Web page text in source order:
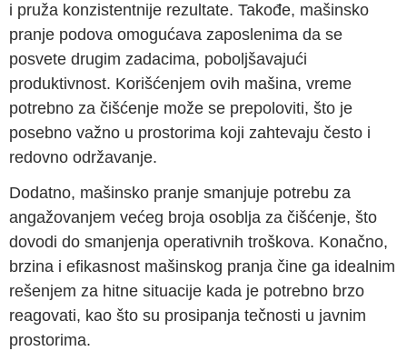
i pruža konzistentnije rezultate. Takođe, mašinsko
pranje podova omogućava zaposlenima da se
posvete drugim zadacima, poboljšavajući
produktivnost. Korišćenjem ovih mašina, vreme
potrebno za čišćenje može se prepoloviti, što je
posebno važno u prostorima koji zahtevaju često i
redovno održavanje.
Dodatno, mašinsko pranje smanjuje potrebu za
angažovanjem većeg broja osoblja za čišćenje, što
dovodi do smanjenja operativnih troškova. Konačno,
brzina i efikasnost mašinskog pranja čine ga idealnim
rešenjem za hitne situacije kada je potrebno brzo
reagovati, kao što su prosipanja tečnosti u javnim
prostorima.